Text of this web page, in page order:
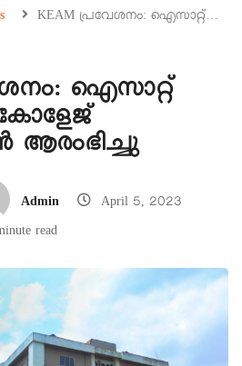
KEAM പ്രവേശനം: ഐസാറ്റ്…
ഐസാറ്റ്
Admin
April 5, 2023
read